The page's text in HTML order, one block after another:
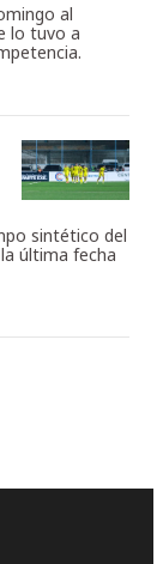
al
lo tuvo a
sintético del
última fecha